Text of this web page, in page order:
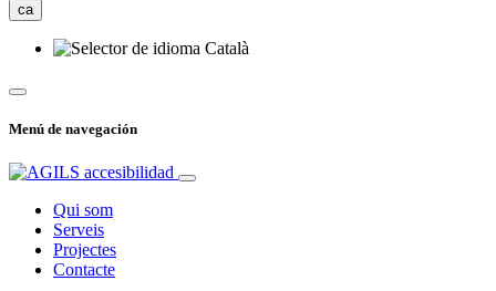
ca
Català
Menú de navegación
Qui som
Serveis
Projectes
Contacte